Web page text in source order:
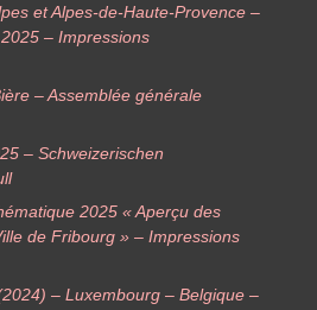
et Alpes-de-Haute-Provence –
– Impressions
– Assemblée générale
– Schweizerischen
2025 « Aperçu des
de Fribourg » – Impressions
– Luxembourg – Belgique –